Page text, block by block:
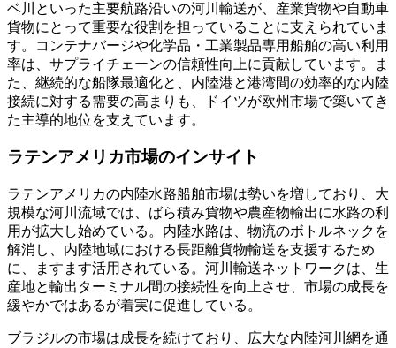
ベ川といった主要航路沿いの河川輸送が、産業貨物や自動車
貨物にとって重要な役割を担っていることに支えられていま
す。コンテナバージや化学品・工業製品専用船舶の高い利用
率は、サプライチェーンの信頼性向上に貢献しています。ま
た、継続的な船隊最適化と、内陸港と港湾間の効率的な内陸
接続に対する需要の高まりも、ドイツが欧州市場で築いてき
た主導的地位を支えています。
ラテンアメリカ市場のインサイト
ラテンアメリカの内陸水路船舶市場は勢いを増しており、大
規模な河川流域では、ばら積み貨物や農産物輸出に水路の利
用が拡大し始めている。内陸水路は、物流のボトルネックを
解消し、内陸地域における長距離貨物輸送を支援するため
に、ますます活用されている。河川輸送ネットワークは、生
産地と輸出ターミナル間の接続性を向上させ、市場の成長を
緩やかではあるが着実に促進している。
ブラジルの市場は成長を続けており、広大な内陸河川網を通